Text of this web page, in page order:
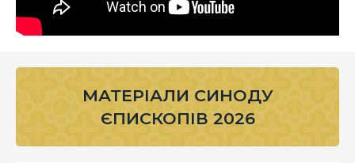
МАТЕРІАЛИ СИНОДУ
ЄПИСКОПІВ 2026